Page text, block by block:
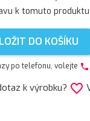
k tomuto
DO KOŠÍKU
po telefonu, volejte phone
k výrobku? favorite_border